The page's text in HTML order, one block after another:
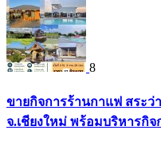
8
ขายกิจการร้านกาแฟ สระว่
จ.เชียงใหม่ พร้อมบริหารกิจ